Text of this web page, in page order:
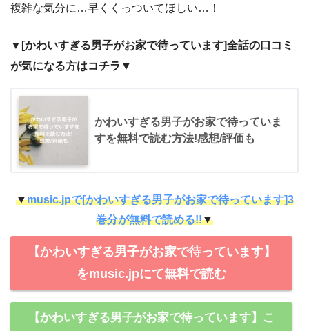
複雑な気分に…早くくっついてほしい…！
▼[かわいすぎる男子がお家で待っています]全話の口コミ
が気になる方はコチラ▼
かわいすぎる男子がお家で待っていま
すを無料で読む方法!感想/評価も
▼music.jpで[かわいすぎる男子がお家で待っています]3
巻分が無料で読める!!▼
【かわいすぎる男子がお家で待っています】
をmusic.jpにて無料で読む
【かわいすぎる男子がお家で待っています】こ